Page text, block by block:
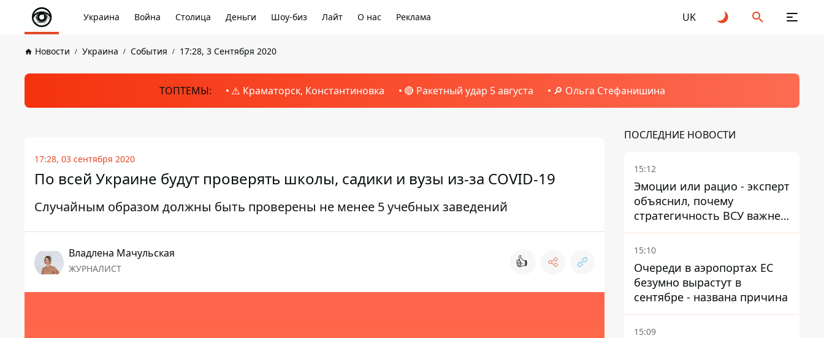
Украина Война Столица Деньги Шоу-биз Лайт О нас Реклама UK
Новости Украина События 17:28, 3 Сентября 2020
ТОПТЕМЫ: ⚠️ Краматорск, Константиновка 🔴 Ракетный удар 5 августа 🔎 Ольга Стефанишина
17:28, 03 сентября 2020
По всей Украине будут проверять школы, садики и вузы из-за COVID-19
Случайным образом должны быть проверены не менее 5 учебных заведений
Владлена Мачульская
ЖУРНАЛИСТ 👍
ПОСЛЕДНИЕ НОВОСТИ
15:12
Эмоции или рацио - эксперт
объяснил, почему
стратегичность ВСУ важнее
эмоциональных атак РФ
15:10
Очереди в аэропортах ЕС
безумно вырастут в
сентябре - названа причина
15:09